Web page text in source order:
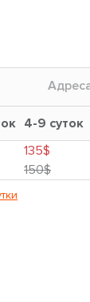
4-9 суток
135$
150$